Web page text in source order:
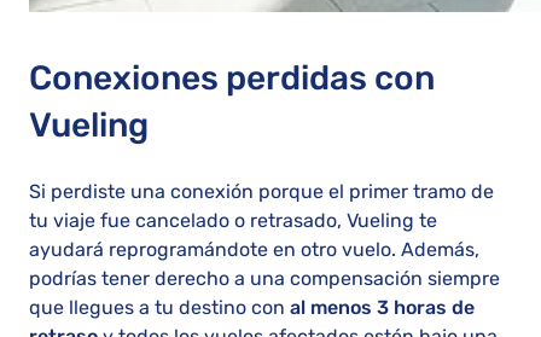
Conexiones perdidas con
Vueling
Si perdiste una conexión porque el primer tramo de
tu viaje fue cancelado o retrasado, Vueling te
ayudará reprogramándote en otro vuelo. Además,
podrías tener derecho a una compensación siempre
que llegues a tu destino con al menos 3 horas de